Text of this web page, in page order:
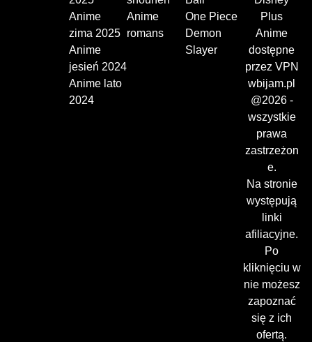
Anime
zima 2025
Anime
jesień 2024
Anime lato
2024
Anime
romans
One Piece
Demon
Slayer
Plus
Anime
dostępne
przez VPN
wbijam.pl
@2026 -
wszystkie
prawa
zastrzeżon
e.
Na stronie
występują
linki
afiliacyjne.
Po
kliknięciu w
nie możesz
zapoznać
się z ich
ofertą.